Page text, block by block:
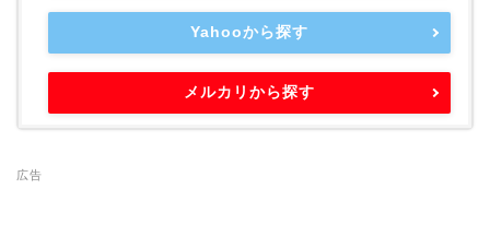
Yahooから探す
メルカリから探す
広告